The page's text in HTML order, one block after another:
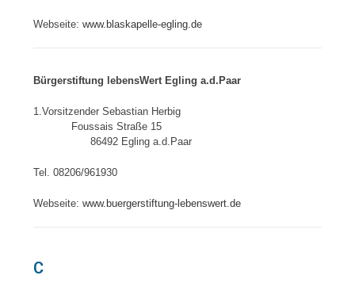
Webseite:www.blaskapelle-egling.de
Bürgerstiftung lebensWert Egling a.d.Paar
1.Vorsitzender Sebastian Herbig
Foussais Straße 15
86492 Egling a.d.Paar
Tel. 08206/961930
Webseite:www.buergerstiftung-lebenswert.de
C